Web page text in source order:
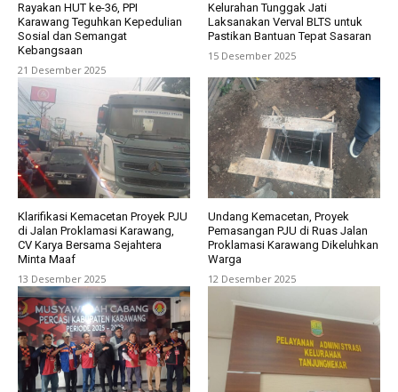
Rayakan HUT ke-36, PPI
Karawang Teguhkan Kepedulian
Sosial dan Semangat
Kebangsaan
21 Desember 2025
Kelurahan Tunggak Jati
Laksanakan Verval BLTS untuk
Pastikan Bantuan Tepat Sasaran
15 Desember 2025
Klarifikasi Kemacetan Proyek PJU
di Jalan Proklamasi Karawang,
CV Karya Bersama Sejahtera
Minta Maaf
13 Desember 2025
Undang Kemacetan, Proyek
Pemasangan PJU di Ruas Jalan
Proklamasi Karawang Dikeluhkan
Warga
12 Desember 2025